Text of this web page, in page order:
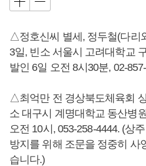
△정호신씨 별세, 정두철(다리
3일, 빈소 서울시 고려대학교
발인 6일 오전 8시30분, 02-
△최억만 전 경상북도체육회
소 대구시 계명대학교 동산병
오전 10시, 053-258-4444. (상
방지를 위해 조문을 정중히 사
습니다.)